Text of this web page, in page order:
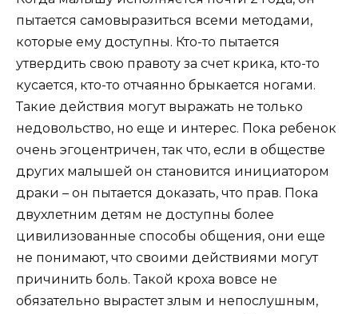
пытается самовыразиться всеми методами,
которые ему доступны. Кто-то пытается
утвердить свою правоту за счет крика, кто-то
кусается, кто-то отчаянно брыкается ногами.
Такие действия могут выражать не только
недовольство, но еще и интерес. Пока ребенок
очень эгоцентричен, так что, если в обществе
других малышей он становится инициатором
драки – он пытается доказать, что прав. Пока
двухлетним детям не доступны более
цивилизованные способы общения, они еще
не понимают, что своими действиями могут
причинить боль. Такой кроха вовсе не
обязательно вырастет злым и непослушным,